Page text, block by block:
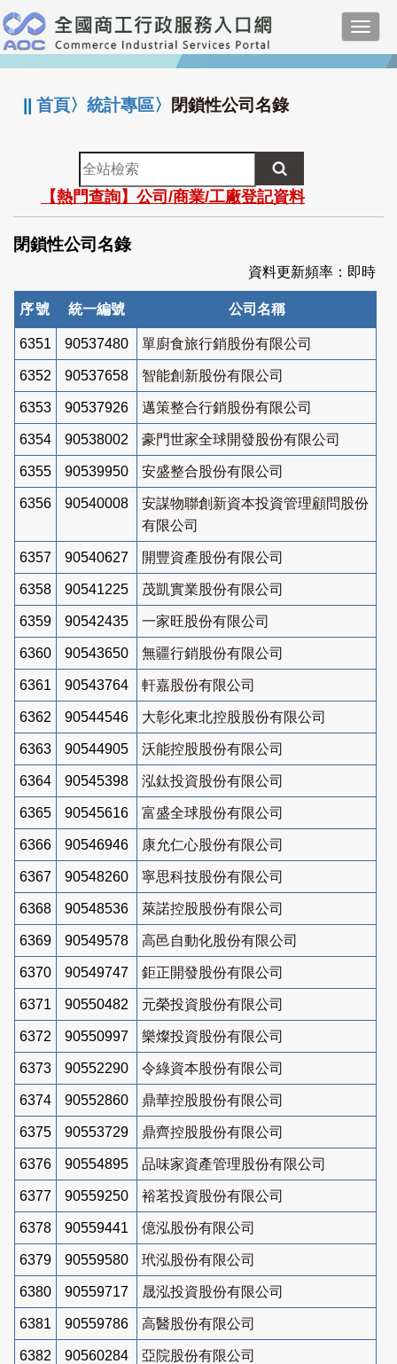
跳
到
主
要
:::
||首頁〉統計專區〉 閉鎖性公司名錄
全
站
檢
索
【熱門查詢】公司/商業/工廠登記資料
閉鎖性公司名錄
資料更新頻率：即時
序號 統一編號 公司名稱
6351 90537480 單廚食旅行銷股份有限公司
6352 90537658 智能創新股份有限公司
6353 90537926 邁策整合行銷股份有限公司
6354 90538002 豪門世家全球開發股份有限公司
6355 90539950 安盛整合股份有限公司
6356 90540008
安謀物聯創新資本投資管理顧問股份
有限公司
6357 90540627 開豐資產股份有限公司
6358 90541225 茂凱實業股份有限公司
6359 90542435 一家旺股份有限公司
6360 90543650 無疆行銷股份有限公司
6361 90543764 軒嘉股份有限公司
6362 90544546 大彰化東北控股股份有限公司
6363 90544905 沃能控股股份有限公司
6364 90545398 泓鈦投資股份有限公司
6365 90545616 富盛全球股份有限公司
6366 90546946 康允仁心股份有限公司
6367 90548260 寧思科技股份有限公司
6368 90548536 萊諾控股股份有限公司
6369 90549578 高邑自動化股份有限公司
6370 90549747 鉅正開發股份有限公司
6371 90550482 元榮投資股份有限公司
6372 90550997 樂燦投資股份有限公司
6373 90552290 令綠資本股份有限公司
6374 90552860 鼎華控股股份有限公司
6375 90553729 鼎齊控股股份有限公司
6376 90554895 品味家資產管理股份有限公司
6377 90559250 裕茗投資股份有限公司
6378 90559441 億泓股份有限公司
6379 90559580 玳泓股份有限公司
6380 90559717 晟泓投資股份有限公司
6381 90559786 高醫股份有限公司
6382 90560284 亞院股份有限公司